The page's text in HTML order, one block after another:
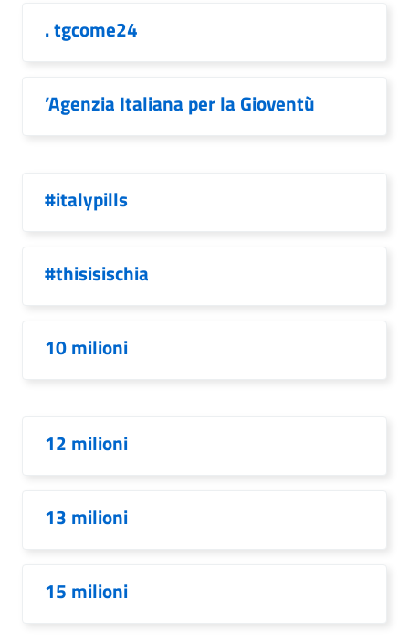
. tgcome24
’Agenzia Italiana per la Gioventù
#italypills
#thisisischia
10 milioni
12 milioni
13 milioni
15 milioni